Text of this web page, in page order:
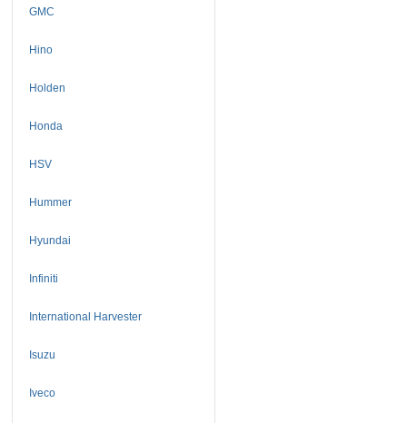
GMC
Hino
Holden
Honda
HSV
Hummer
Hyundai
Infiniti
International Harvester
Isuzu
Iveco